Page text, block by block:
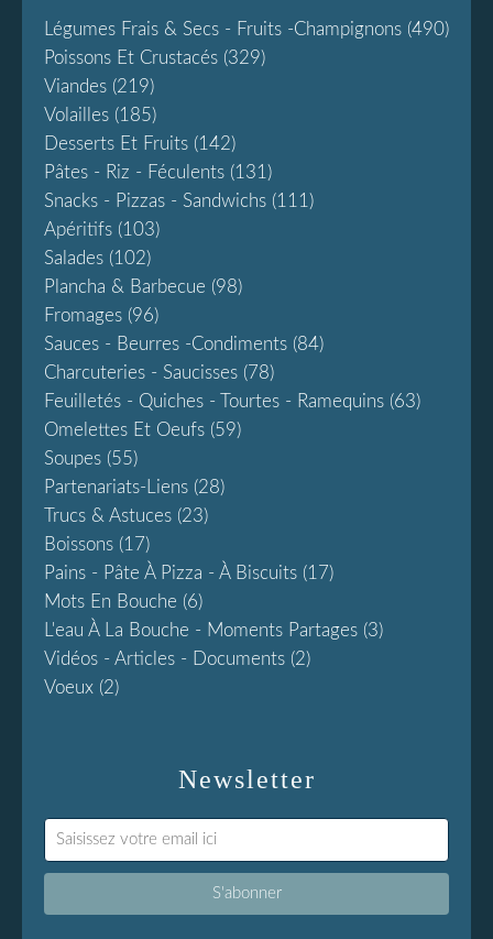
Newsletter
Légumes Frais & Secs - Fruits -champignons (490)
Poissons Et Crustacés (329)
Viandes (219)
Volailles (185)
Desserts Et Fruits (142)
Pâtes - Riz - Féculents (131)
Snacks - Pizzas - Sandwichs (111)
Apéritifs (103)
Salades (102)
Plancha & Barbecue (98)
Fromages (96)
Sauces - Beurres -condiments (84)
Charcuteries - Saucisses (78)
Feuilletés - Quiches - Tourtes - Ramequins (63)
Omelettes Et Oeufs (59)
Soupes (55)
Partenariats-Liens (28)
Trucs & Astuces (23)
Boissons (17)
Pains - Pâte À Pizza - À Biscuits (17)
Mots En Bouche (6)
L'eau À La Bouche - Moments Partages (3)
Vidéos - Articles - Documents (2)
Voeux (2)